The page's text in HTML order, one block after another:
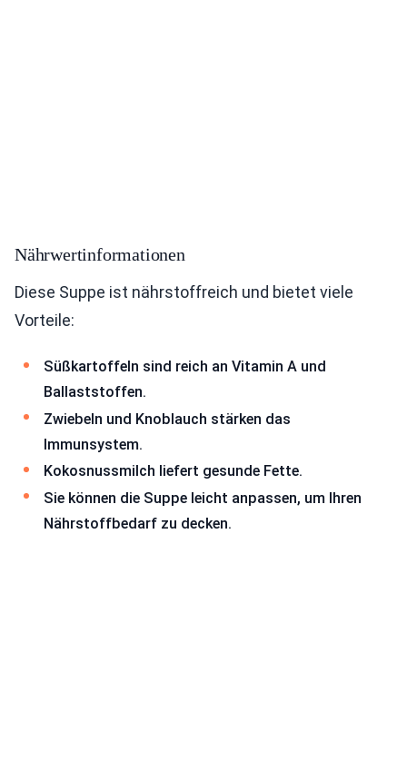
Nährwertinformationen
Diese Suppe ist nährstoffreich und bietet viele
Vorteile:
Süßkartoffeln sind reich an Vitamin A und
Ballaststoffen.
Zwiebeln und Knoblauch stärken das
Immunsystem.
Kokosnussmilch liefert gesunde Fette.
Sie können die Suppe leicht anpassen, um Ihren
Nährstoffbedarf zu decken.